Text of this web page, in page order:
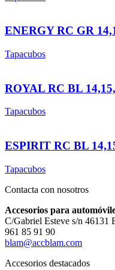
ENERGY RC GR
Tapacubos
ROYAL RC BL
Tapacubos
ESPIRIT RC BL
Tapacubos
Contacta con nosotros
Accesorios para
C/Gabriel Esteve s/n
961 85 91 90
blam@accblam.com
Accesorios destacados